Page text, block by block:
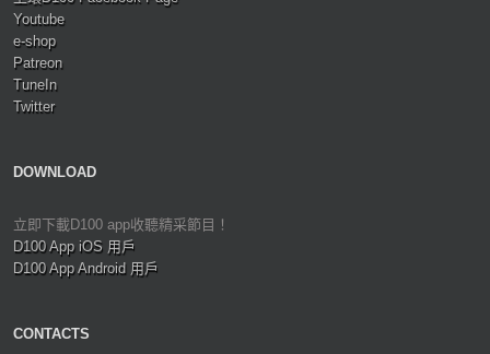
Youtube
e-shop
Patreon
TuneIn
Twitter
DOWNLOAD
立即下載D100 app收聽精采節目！
D100 App iOS 用戶
D100 App Android 用戶
CONTACTS